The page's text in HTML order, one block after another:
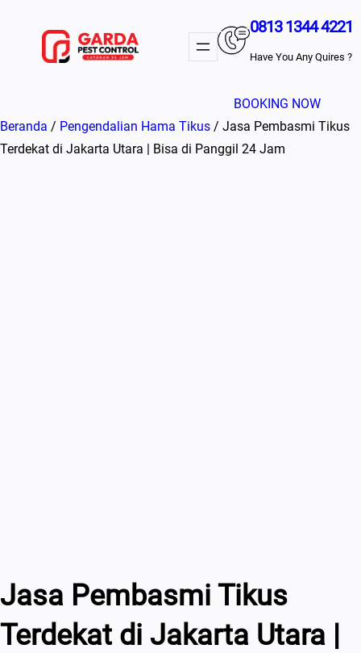
0813 1344 4221
Have You Any Quires ?
BOOKING NOW
Beranda / Pengendalian Hama Tikus / Jasa Pembasmi Tikus
Terdekat di Jakarta Utara | Bisa di Panggil 24 Jam
Jasa Pembasmi Tikus
Terdekat di Jakarta Utara |